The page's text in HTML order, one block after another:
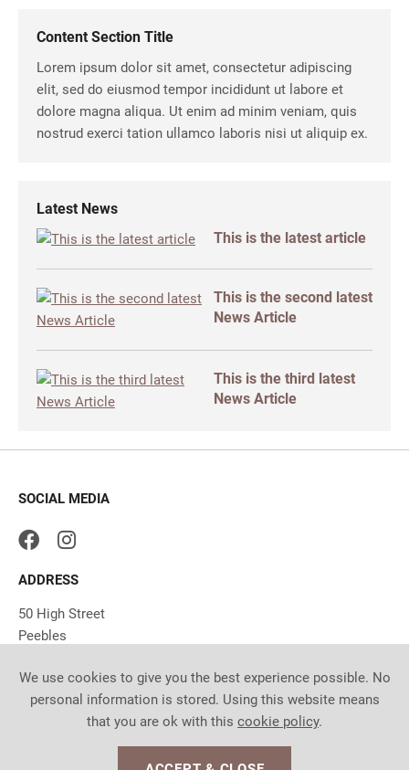
Content Section Title
Lorem ipsum dolor sit amet, consectetur adipiscing
elit, sed do eiusmod tempor incididunt ut labore et
dolore magna aliqua. Ut enim ad minim veniam, quis
nostrud exerci tation ullamco laboris nisi ut aliquip ex.
Latest News
This is the latest article
This is the second latest
News Article
This is the third latest
News Article
SOCIAL MEDIA
ADDRESS
50 High Street
Peebles
UK
GET IN TOUCH
We use cookies to give you the best experience possible. No
personal information is stored. Using this website means
that you are ok with this cookie policy.